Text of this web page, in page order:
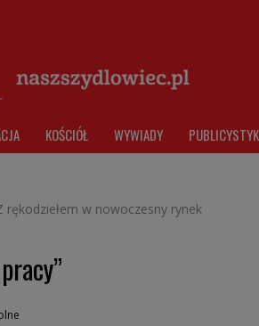
KOŚCIÓŁ WYWIADY
rękodziełem w nowoczesny rynek